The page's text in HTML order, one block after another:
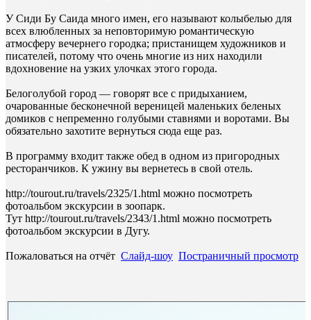
У Сиди Бу Саида много имен, его называют колыбелью для
всех влюбленных за неповторимую романтическую
атмосферу вечернего городка; пристанищем художников и
писателей, потому что очень многие из них находили
вдохновение на узких улочках этого города.
Белоголубой город — говорят все с придыханием,
очарованные бесконечной вереницей маленьких беленых
домиков с непременно голубыми ставнями и воротами. Вы
обязательно захотите вернуться сюда еще раз.
В программу входит также обед в одном из пригородных
ресторанчиков. К ужину вы вернетесь в свой отель.
http://tourout.ru/travels/2325/1.html можно посмотреть
фотоальбом экскурсии в зоопарк.
Тут http://tourout.ru/travels/2343/1.html можно посмотреть
фотоальбом экскурсии в Дугу.
Пожаловаться на отчёт Слайд-шоу Постраничный просмотр